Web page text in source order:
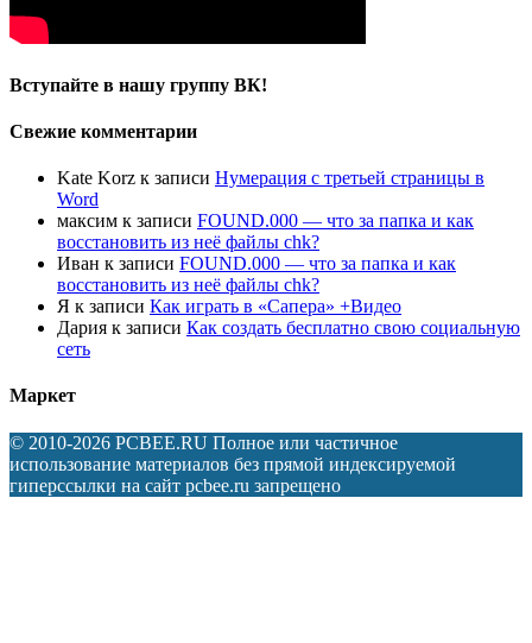
Вступайте в нашу группу ВК!
Свежие комментарии
Kate Korz к записи Нумерация с третьей страницы в
Word
максим к записи FOUND.000 — что за папка и как
восстановить из неё файлы chk?
Иван к записи FOUND.000 — что за папка и как
восстановить из неё файлы chk?
Я к записи Как играть в «Сапера» +Видео
Дария к записи Как создать бесплатно свою социальную
сеть
Маркет
© 2010-2026 PCBEE.RU Полное или частичное
использование материалов без прямой индексируемой
гиперссылки на сайт pcbee.ru запрещено